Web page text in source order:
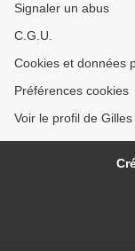
Signaler un abus
C.G.U.
Cookies et données
Préférences cookies
Voir le profil de